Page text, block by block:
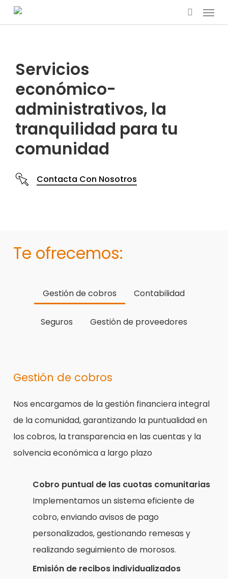
Skip
to
search
Menu
Servicios
económico-
administrativos, la
tranquilidad para tu
comunidad
Contacta Con Nosotros
Te ofrecemos:
Gestión de cobros Contabilidad
Seguros Gestión de proveedores
Gestión de cobros
Nos encargamos de la gestión financiera integral
de la comunidad, garantizando la puntualidad en
los cobros, la transparencia en las cuentas y la
solvencia económica a largo plazo
Cobro puntual de las cuotas comunitarias
Implementamos un sistema eficiente de
cobro, enviando avisos de pago
personalizados, gestionando remesas y
realizando seguimiento de morosos.
Emisión de recibos individualizados